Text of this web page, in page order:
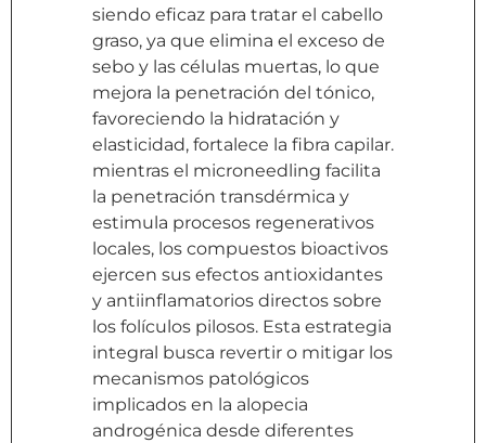
siendo eficaz para tratar el cabello
graso, ya que elimina el exceso de
sebo y las células muertas, lo que
mejora la penetración del tónico,
favoreciendo la hidratación y
elasticidad, fortalece la fibra capilar.
mientras el microneedling facilita
la penetración transdérmica y
estimula procesos regenerativos
locales, los compuestos bioactivos
ejercen sus efectos antioxidantes
y antiinflamatorios directos sobre
los folículos pilosos. Esta estrategia
integral busca revertir o mitigar los
mecanismos patológicos
implicados en la alopecia
androgénica desde diferentes